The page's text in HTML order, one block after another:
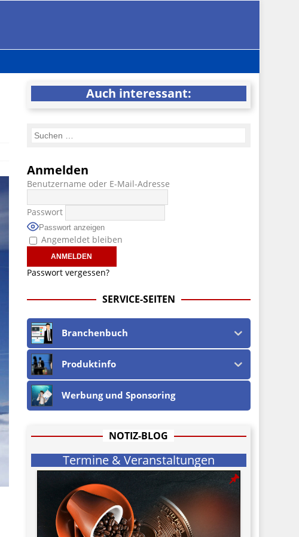
Auch interessant:
Anmelden
Benutzername oder E-Mail-Adresse
Passwort
Passwort anzeigen
Angemeldet bleiben
Passwort vergessen?
SERVICE-SEITEN
Branchenbuch
Produktinfo
Werbung und Sponsoring
NOTIZ-BLOG
Termine & Veranstaltungen